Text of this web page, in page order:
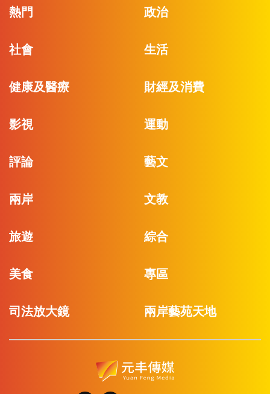
熱門 政治
社會 生活
健康及醫療 財經及消費
影視 運動
評論 藝文
兩岸 文教
旅遊 綜合
美食 專區
司法放大鏡 兩岸藝苑天地